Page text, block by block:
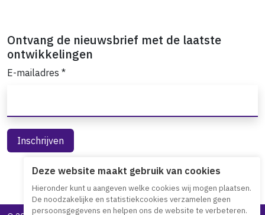
Ontvang de nieuwsbrief met de laatste
ontwikkelingen
E-mailadres *
Deze website maakt gebruik van cookies
Hieronder kunt u aangeven welke cookies wij mogen plaatsen.
De noodzakelijke en statistiekcookies verzamelen geen
persoonsgegevens en helpen ons de website te verbeteren.